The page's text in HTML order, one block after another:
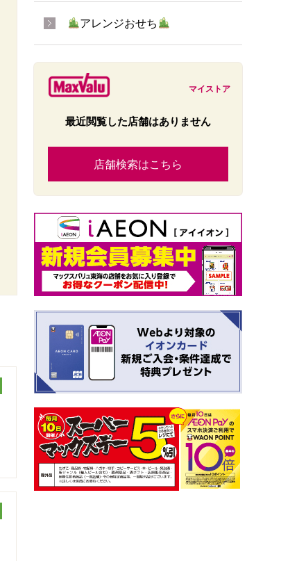
アレンジおせち
マイストア
最近閲覧した店舗はありません
店舗検索はこちら